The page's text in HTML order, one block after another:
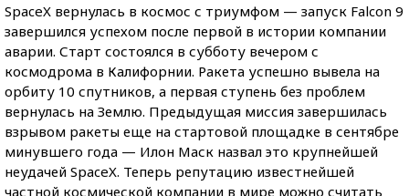
SpaceX вернулась в космос с триумфом — запуск Falcon 9
завершился успехом после первой в истории компании
аварии. Старт состоялся в субботу вечером с
космодрома в Калифорнии. Ракета успешно вывела на
орбиту 10 спутников, а первая ступень без проблем
вернулась на Землю. Предыдущая миссия завершилась
взрывом ракеты еще на стартовой площадке в сентябре
минувшего года — Илон Маск назвал это крупнейшей
неудачей SpaceX. Теперь репутацию известнейшей
частной космической компании в мире можно считать